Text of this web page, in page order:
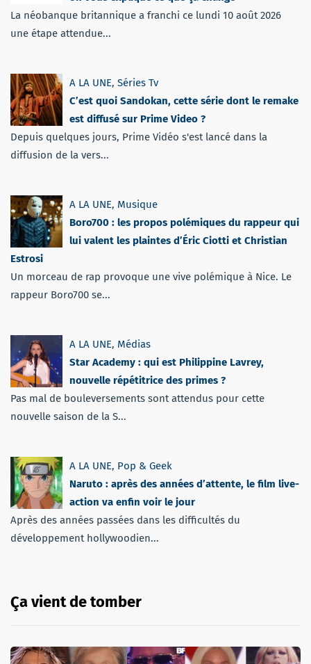
La néobanque britannique a franchi ce lundi 10 août 2026
une étape attendue...
A LA UNE, Séries Tv
C’est quoi Sandokan, cette série dont le remake
est diffusé sur Prime Video ?
Depuis quelques jours, Prime Vidéo s'est lancé dans la
diffusion de la vers...
A LA UNE, Musique
Boro700 : les propos polémiques du rappeur qui
lui valent les plaintes d’Éric Ciotti et Christian
Estrosi
Un morceau de rap provoque une vive polémique à Nice. Le
rappeur Boro700 se...
A LA UNE, Médias
Star Academy : qui est Philippine Lavrey,
nouvelle répétitrice des primes ?
Pas mal de bouleversements sont attendus pour cette
nouvelle saison de la S...
A LA UNE, Pop & Geek
Naruto : après des années d’attente, le film live-
action va enfin voir le jour
Après des années passées dans les difficultés du
développement hollywoodien...
Ça vient de tomber